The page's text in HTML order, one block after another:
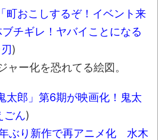
しくなってしまう猫の画像
互RSS
町おこしするぞ！イベント来
チギレ！ヤバイことになる
)
ー化を恐れてる絵図。
太郎」第6期が映画化！鬼太
ごん)
ぶり新作で再アニメ化 水木